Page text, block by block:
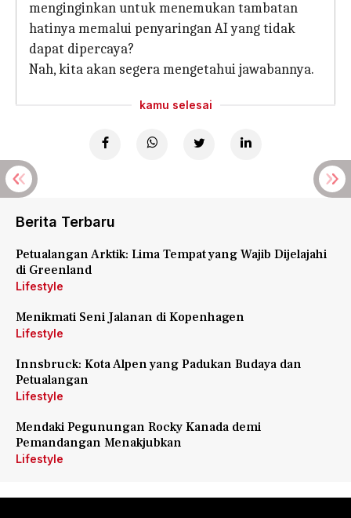
menginginkan untuk menemukan tambatan
hatinya memalui penyaringan AI yang tidak
dapat dipercaya?
Nah, kita akan segera mengetahui jawabannya.
kamu selesai
Berita Terbaru
Petualangan Arktik: Lima Tempat yang Wajib Dijelajahi
di Greenland
Lifestyle
Menikmati Seni Jalanan di Kopenhagen
Lifestyle
Innsbruck: Kota Alpen yang Padukan Budaya dan
Petualangan
Lifestyle
Mendaki Pegunungan Rocky Kanada demi
Pemandangan Menakjubkan
Lifestyle